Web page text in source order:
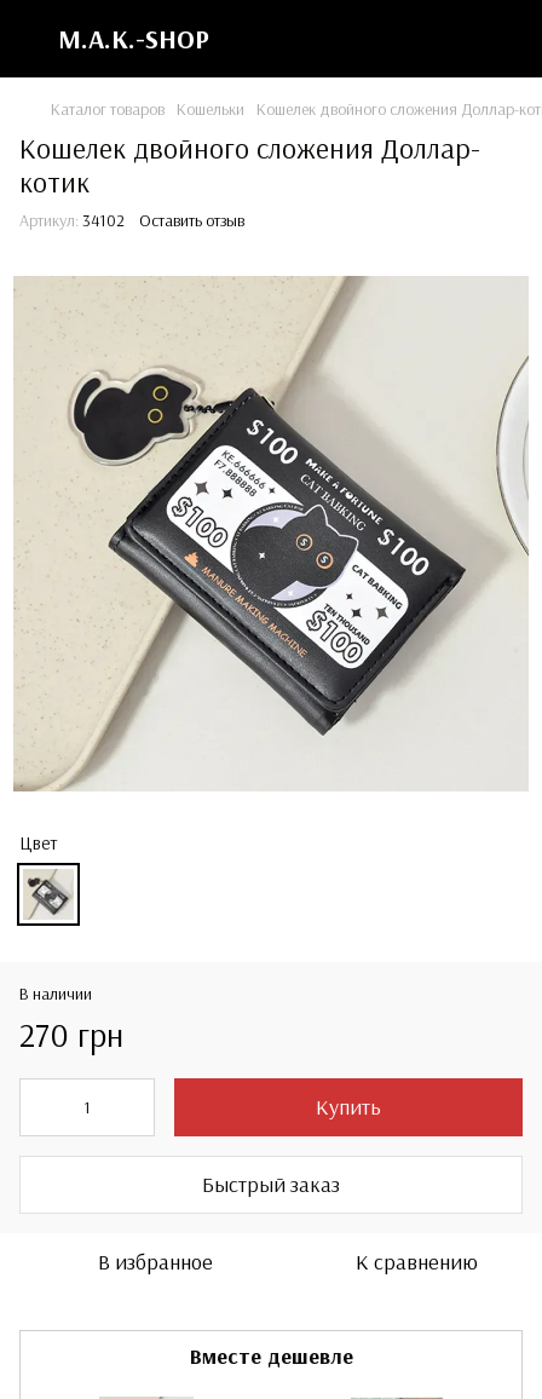
M.A.K.-SHOP
Каталог товаров Кошельки Кошелек двойного сложения Доллар-
Кошелек двойного сложения Доллар-
котик
Артикул: 34102 Оставить отзыв
Цвет
В наличии
270 грн
Купить
Быстрый заказ
В избранное К сравнению
Вместе дешевле